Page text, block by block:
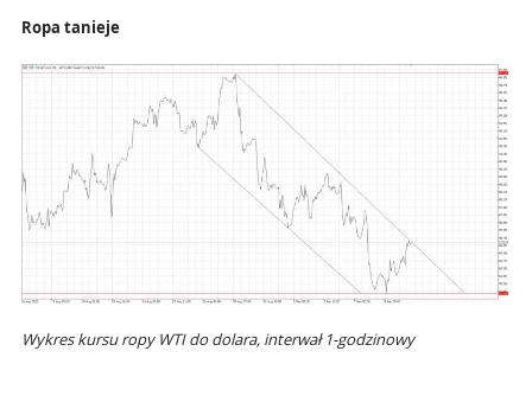
Ropa tanieje
Wykres kursu ropy WTI do dolara, interwał 1-godzinowy